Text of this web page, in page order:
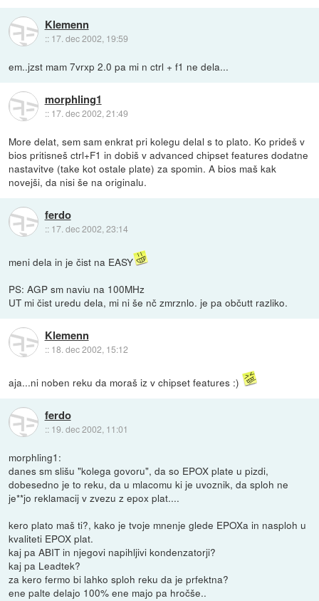
Klemenn
:: 17. dec 2002, 19:59
em..jzst mam 7vrxp 2.0 pa mi n ctrl + f1 ne dela...
morphling1
:: 17. dec 2002, 21:49
More delat, sem sam enkrat pri kolegu delal s to plato. Ko prideš v
bios pritisneš ctrl+F1 in dobiš v advanced chipset features dodatne
nastavitve (take kot ostale plate) za spomin. A bios maš kak
novejši, da nisi še na originalu.
ferdo
:: 17. dec 2002, 23:14
meni dela in je čist na EASY
PS: AGP sm naviu na 100MHz
UT mi čist uredu dela, mi ni še nč zmrznlo. je pa občutt razliko.
Klemenn
:: 18. dec 2002, 15:12
aja...ni noben reku da moraš iz v chipset features :)
ferdo
:: 19. dec 2002, 11:01
morphling1:
danes sm slišu "kolega govoru", da so EPOX plate u pizdi,
dobesedno je to reku, da u mlacomu ki je uvoznik, da sploh ne
je**jo reklamacij v zvezu z epox plat....
kero plato maš ti?, kako je tvoje mnenje glede EPOXa in nasploh u
kvaliteti EPOX plat.
kaj pa ABIT in njegovi napihljivi kondenzatorji?
kaj pa Leadtek?
za kero fermo bi lahko sploh reku da je prfektna?
ene palte delajo 100% ene majo pa hročše..